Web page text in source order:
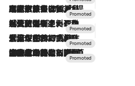
2026.7.31
【ホテル帰省】という選択肢をOMOが提案。家族とほどよい距離を保つには「昼は実家、夜は気兼ねなくホテルで！」
2026.7.24
【夏限定ディナーコース】旬を迎える稚鮎や花ズッキーニなどをイタリア・トスカーナの郷土料理の手法で満喫！
2026.7.17
「土佐和ハーブかき氷」がOMO7高知に登場！生姜、山椒、大葉など目にも舌にも涼を呼ぶ郷土の味
2026.7.10
NEW OPEN！【界 草津】名湯の地に誕生。趣の異なる2種の温泉と上州ならではの会席・蕎麦割烹など美食を味わう究極の癒やし旅